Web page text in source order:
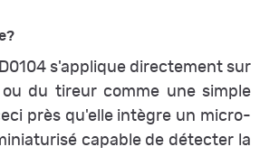
s'applique directement sur
du tireur comme une simple
près qu'elle intègre un micro-
capable de détecter la